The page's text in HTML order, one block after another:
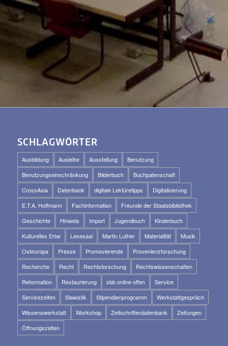
SCHLAGWÖRTER
Ausbildung Ausleihe Ausstellung
Benutzung
Benutzungseinschränkung
Bilderbuch
Buchpatenschaft
CrossAsia
Datenbank digitale Lektüretipps
Digitalisierung
E.T.A. Hoffmann
Fachinformation
Freunde der Staatsbibliothek
Geschichte
Hinweis Import Jugendbuch
Kinderbuch
Kulturelles Erbe
Lesesaal Martin Luther Materialität
Musik
Osteuropa
Presse Promovierende
Provenienzforschung
Recherche
Recht Rechtsforschung
Rechtswissenschaften
Reformation
Restaurierung sbb online offen
Service
Servicezeiten
Slawistik Stipendienprogramm
Werkstattgespräch
Wissenswerkstatt
Workshop Zeitschriftendatenbank
Zeitungen
Öffnungszeiten